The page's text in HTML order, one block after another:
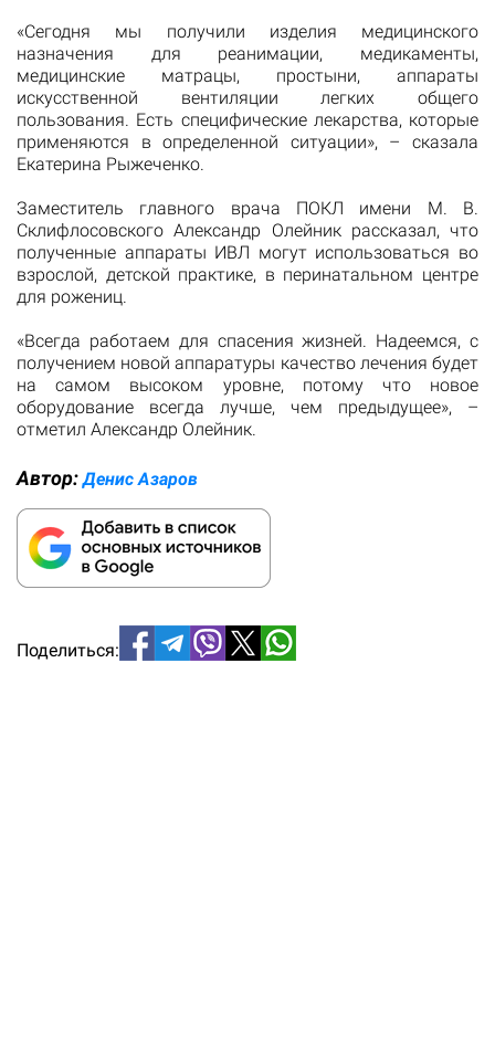
«Сегодня мы получили изделия медицинского
назначения для реанимации, медикаменты,
медицинские матрацы, простыни, аппараты
искусственной вентиляции легких общего
пользования. Есть специфические лекарства, которые
применяются в определенной ситуации», – сказала
Екатерина Рыжеченко.
Заместитель главного врача ПОКЛ имени М. В.
Склифлосовского Александр Олейник рассказал, что
полученные аппараты ИВЛ могут использоваться во
взрослой, детской практике, в перинатальном центре
для рожениц.
«Всегда работаем для спасения жизней. Надеемся, с
получением новой аппаратуры качество лечения будет
на самом высоком уровне, потому что новое
оборудование всегда лучше, чем предыдущее», –
отметил Александр Олейник.
Автор:Денис Азаров
Поделиться: